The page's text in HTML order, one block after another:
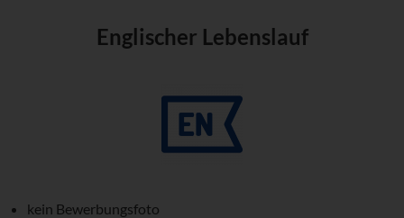
Englischer Lebenslauf
kein Bewerbungsfoto